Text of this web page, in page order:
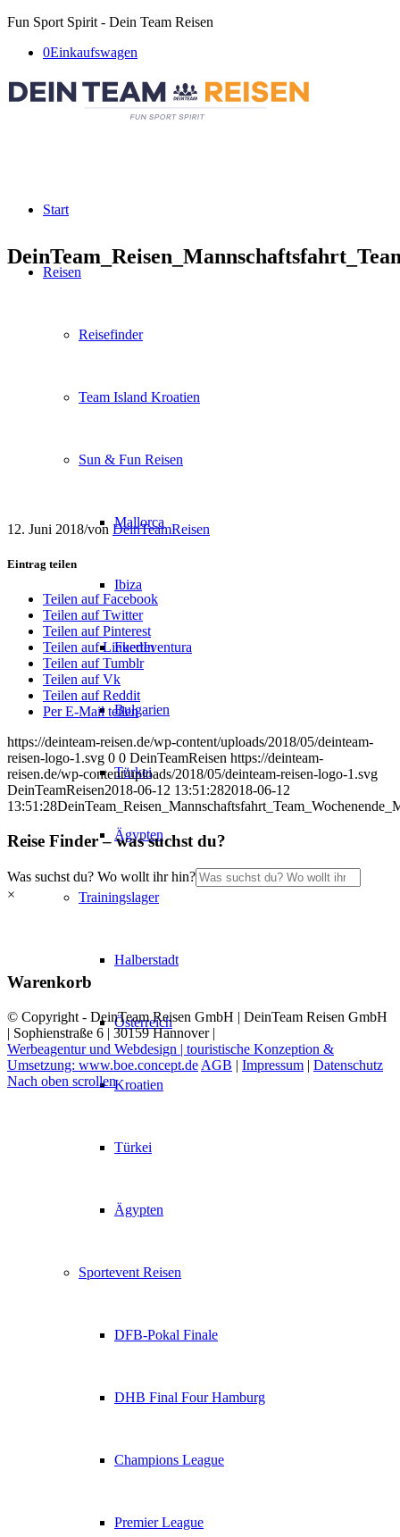
Fun Sport Spirit - Dein Team Reisen
0Einkaufswagen
Start
Reisen
Reisefinder
Team Island Kroatien
Sun & Fun Reisen
Mallorca
Ibiza
Fuerteventura
Bulgarien
Türkei
Ägypten
Trainingslager
Halberstadt
Österreich
Kroatien
Türkei
Ägypten
Sportevent Reisen
DFB-Pokal Finale
DHB Final Four Hamburg
Champions League
Premier League
12. Juni 2018/von DeinTeamReisen
Eintrag teilen
Teilen auf Facebook
Teilen auf Twitter
Teilen auf Pinterest
Teilen auf LinkedIn
Teilen auf Tumblr
Teilen auf Vk
Teilen auf Reddit
Per E-Mail teilen
https://deinteam-reisen.de/wp-content/uploads/2018/05/deinteam-
reisen-logo-1.svg 0 0 DeinTeamReisen https://deinteam-
reisen.de/wp-content/uploads/2018/05/deinteam-reisen-logo-1.svg
DeinTeamReisen2018-06-12 13:51:282018-06-12
13:51:28
Reise Finder – was suchst du?
Was suchst du? Wo wollt ihr hin?
×
Warenkorb
© Copyright - DeinTeam Reisen GmbH | DeinTeam Reisen GmbH
| Sophienstraße 6 | 30159 Hannover |
Werbeagentur und Webdesign | touristische Konzeption &
Umsetzung: www.boe.concept.de AGB | Impressum | Datenschutz
Nach oben scrollen